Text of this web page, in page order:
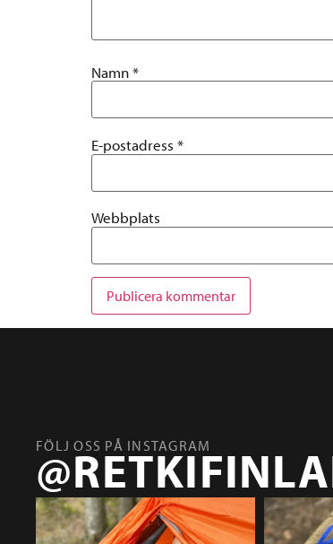
Namn*
E-postadress *
Webbplats
FÖLJ OSS PÅ INSTAGRAM